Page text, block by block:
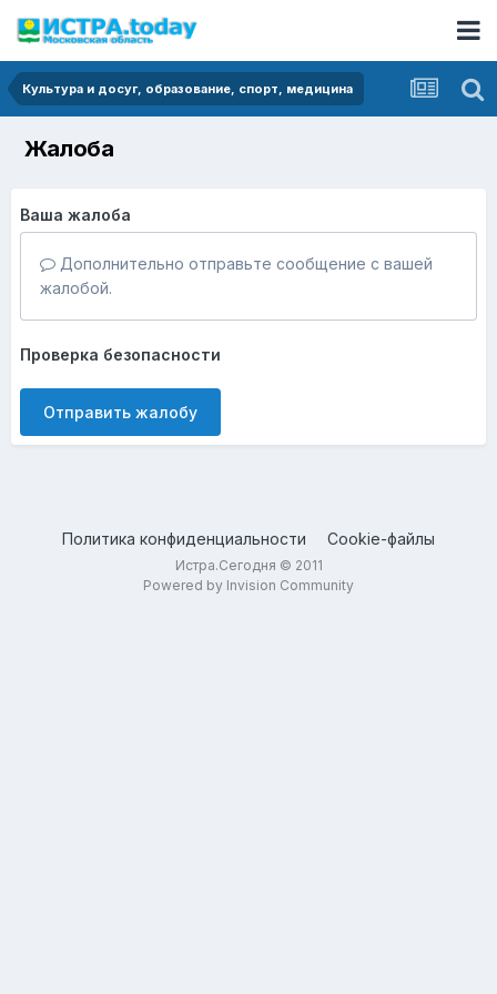
Культура и досуг, образование, спорт, медицина
Жалоба
Ваша жалоба
Дополнительно отправьте сообщение с вашей
жалобой.
Проверка безопасности
Отправить жалобу
Политика конфиденциальности Cookie-файлы
Истра.Сегодня © 2011
Powered by Invision Community